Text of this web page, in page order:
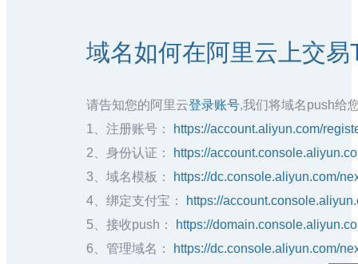
域名如何在阿里云上交易
请告知您的阿里云登录账号,我们将域名push给
1、注册账号：
https://account.aliyun.com/
2、身份认证：
https://
3、域名模板：
https://dc.console.aliyun.com/
4、绑定支付宝：
https://
5、接收push：
https://
6、管理域名：
https://dc.console.aliyun.com/